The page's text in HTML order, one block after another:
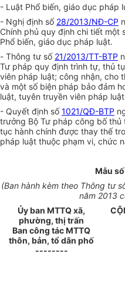
- Luật Phổ biến, giáo dục pháp
- Nghị định số 28/2013/NĐ-CP
Chính phủ quy định chi tiết một
Phổ biến, giáo dục pháp luật.
- Thông tư số 21/2013/TT-BTP
Tư pháp quy định trình tự, thủ
viên pháp luật; công nhận, cho
và một số biện pháp bảo đảm
luật, tuyên truyền viên pháp
- Quyết định số1021/QĐ-BTP
trưởng Bộ Tư pháp công bố thủ
tục hành chính được thay thế
pháp luật thuộc phạm vi, chức
Mẫu
(Ban hành kèm theo Thông tư
năm 2013
Ủy ban MTTQ xã,
phường, thị trấn
Ban công tác MTTQ
thôn, bản, tổ dân phố
--------